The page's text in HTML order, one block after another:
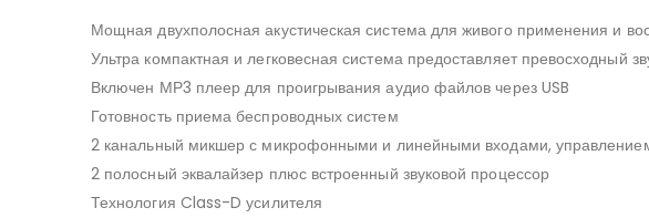
Мощная двухполосная акустическая система для живого применения и
Ультра компактная и легковесная система предоставляет превосходный
Включен МР3 плеер для проигрывания аудио файлов через USB
Готовность приема беспроводных систем
2 канальный микшер с микрофонными и линейными входами,
2 полосный эквалайзер плюс встроенный звуковой процессор
Технология Class-D усилителя